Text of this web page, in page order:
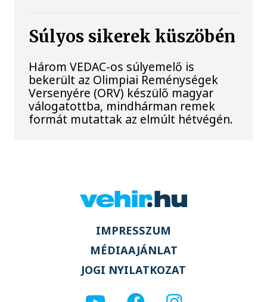
Súlyos sikerek küszöbén
Három VEDAC-os súlyemelő is
bekerült az Olimpiai Reménységek
Versenyére (ORV) készülő magyar
válogatottba, mindhárman remek
formát mutattak az elmúlt hétvégén.
IMPRESSZUM
MÉDIAAJÁNLAT
JOGI NYILATKOZAT